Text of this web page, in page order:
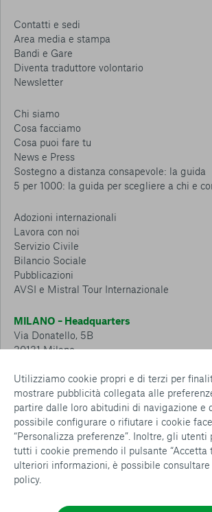
Utilizziamo cookie propri e di terzi per
mostrare pubblicità collegata alle
partire dalle loro abitudini di navigazione e
possibile configurare o rifiutare i cookie
“Personalizza preferenze”. Inoltre, gli utenti
tutti i cookie premendo il pulsante “Accetta
ulteriori informazioni, è possibile
policy.
Contatti e sedi
Area media e stampa
Bandi e Gare
Diventa traduttore volontario
Newsletter
Chi siamo
Cosa facciamo
Cosa puoi fare tu
News e Press
Sostegno a distanza consapevole: la guida
5 per 1000: la guida per scegliere a chi e
Adozioni internazionali
Lavora con noi
Servizio Civile
Bilancio Sociale
Pubblicazioni
AVSI e Mistral Tour Internazionale
MILANO – Headquarters
Via Donatello, 5B
20131 Milano
CESENA – Sostegno a distanza
Via Padre Vicinio da Sarsina, 216
47521 Cesena
Tel.: 0547 360 811
Detrazioni e deduzioni fiscali sulle
come usufruirne